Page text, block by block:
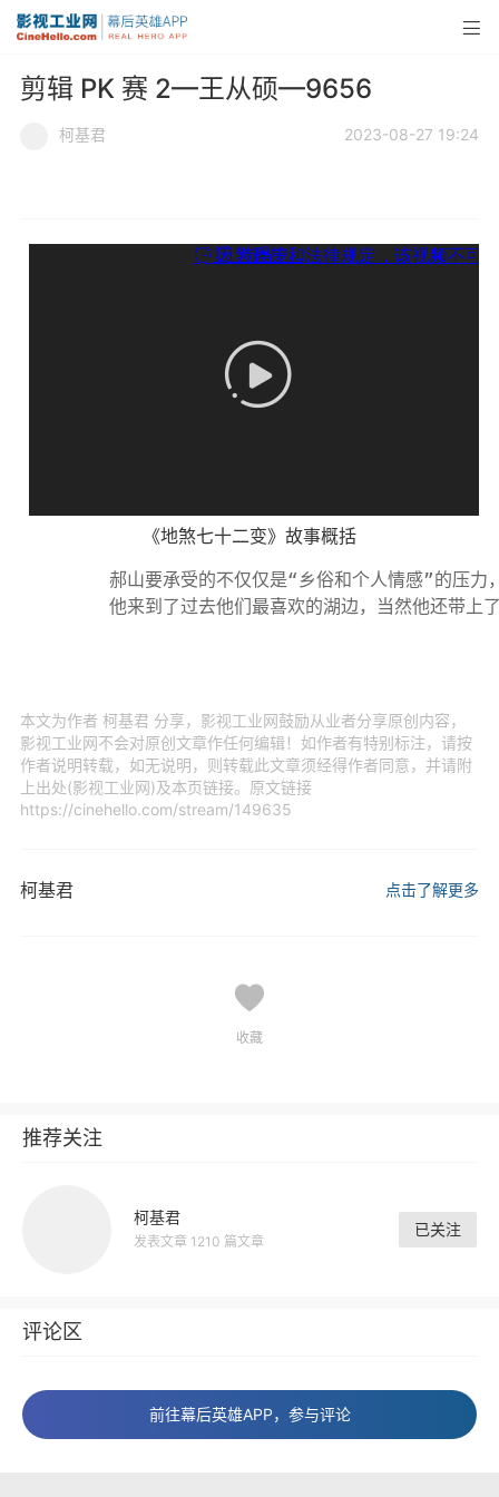
剪辑 PK 赛 2—王从硕—9656
柯基君 2023-08-27 19:24
《地煞七十二变》故事概括
本文为作者 柯基君 分享，影视工业网鼓励从业者分享原创内容，
影视工业网不会对原创文章作任何编辑！如作者有特别标注，请按
作者说明转载，如无说明，则转载此文章须经得作者同意，并请附
上出处(影视工业网)及本页链接。原文链接
https://cinehello.com/stream/149635
柯基君 点击了解更多
收藏
推荐关注
柯基君
发表文章 1210 篇文章
已关注
评论区
前往幕后英雄APP，参与评论